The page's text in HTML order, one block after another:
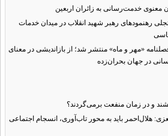
معنوی خدمت‌رسانی به زائران اربعین
رهنمودهای رهبر شهید انقلاب در میدان خدمات
«مهر و ماه» منتشر شد؛ از بازاندیشی در معنای
در جهان بحران‌زده
و در زمان منفعت برمی‌گردند؟
هلال‌احمر باید به محور تاب‌آوری، انسجام اجتماعی